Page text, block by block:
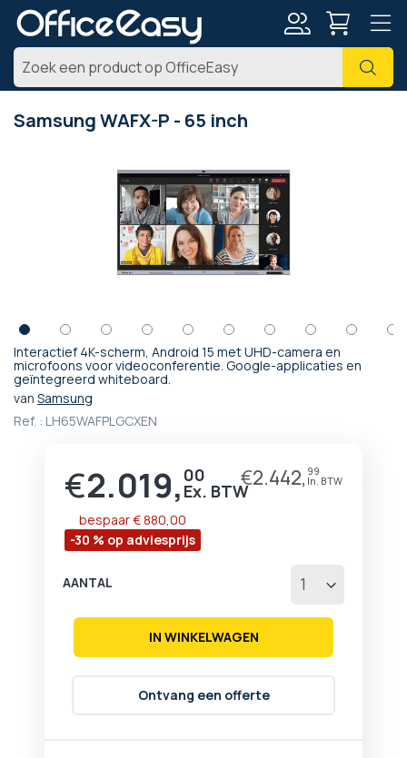
Zoek
Samsung WAFX-P - 65 inch
Interactief 4K-scherm, Android 15 met UHD-camera en
microfoons voor videoconferentie. Google-applicaties en
geïntegreerd whiteboard.
van Samsung
Ref. : LH65WAFPLGCXEN
Prijs
€2.019, 00 €2.442, 99
-30 % op adviesprijs
bespaar€ 880,00
AANTAL
IN WINKELWAGEN
Ontvang een offerte
Ga
naar
het
begin
afbeeldingen-